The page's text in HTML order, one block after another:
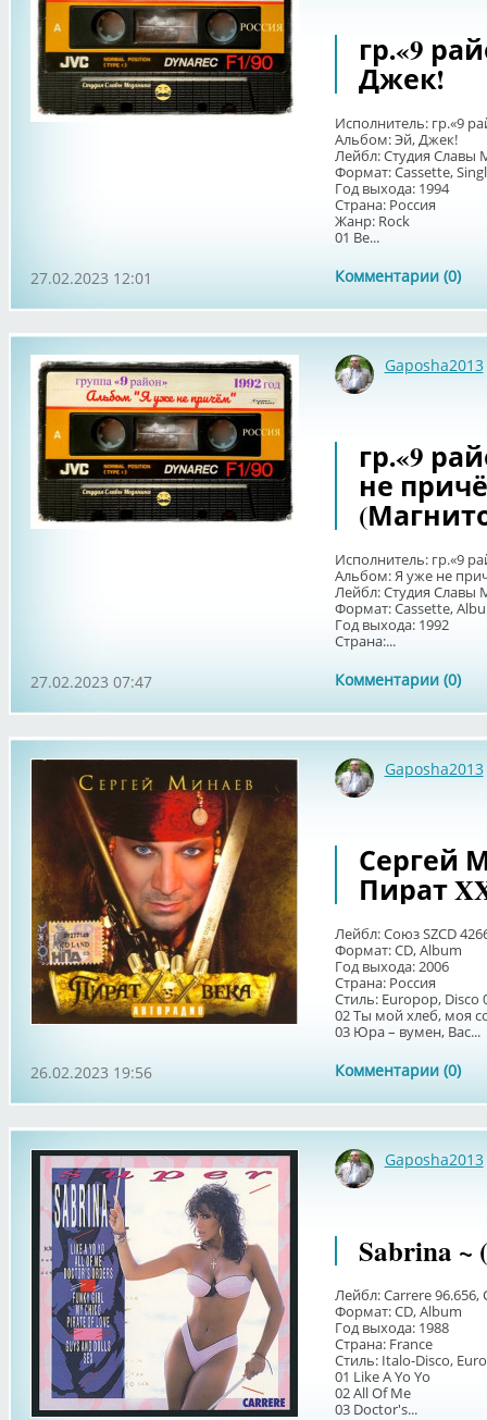
гр.«9
Джек!
Исполнитель: гр.«9
Альбом: Эй, Джек!
Лейбл: Студия Славы
Формат: Cassette,
Год выхода: 1994
Страна: Россия
Жанр: Rock
01 Ве...
Комментарии (0)
27.02.2023 12:01
Gaposha2013
гр.«9
не
Исполнитель: гр.«9
Альбом: Я уже не
Лейбл: Студия Славы
Формат: Cassette,
Год выхода: 1992
Страна:...
Комментарии (0)
27.02.2023 07:47
Gaposha2013
Сергей
Пират
Лейбл: Союз ‎SZCD
Формат: CD, Album
Год выхода: 2006
Страна: Россия
Стиль: Europop, Disco
02 Ты мой хлеб, моя
03 Юра – вумен, Вас...
Комментарии (0)
26.02.2023 19:56
Gaposha2013
Sabrina ~
Лейбл: Carrere 96.656,
Формат: CD, Album
Год выхода: 1988
Страна: France
Стиль: Italo-Disco,
01 Like A Yo Yo
02 All Of Me
03 Doctor's...